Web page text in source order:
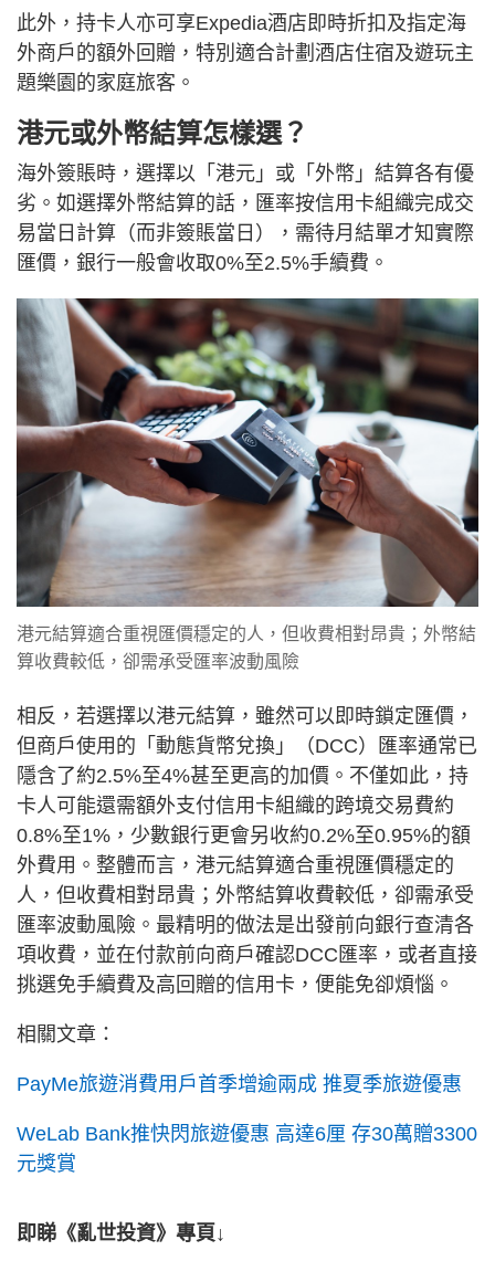
此外，持卡人亦可享Expedia酒店即時折扣及指定海
外商戶的額外回贈，特別適合計劃酒店住宿及遊玩主
題樂園的家庭旅客。
港元或外幣結算怎樣選？
海外簽賬時，選擇以「港元」或「外幣」結算各有優
劣。如選擇外幣結算的話，匯率按信用卡組織完成交
易當日計算（而非簽賬當日），需待月結單才知實際
匯價，銀行一般會收取0%至2.5%手續費。
港元結算適合重視匯價穩定的人，但收費相對昂貴；外幣結
算收費較低，卻需承受匯率波動風險
相反，若選擇以港元結算，雖然可以即時鎖定匯價，
但商戶使用的「動態貨幣兌換」（DCC）匯率通常已
隱含了約2.5%至4%甚至更高的加價。不僅如此，持
卡人可能還需額外支付信用卡組織的跨境交易費約
0.8%至1%，少數銀行更會另收約0.2%至0.95%的額
外費用。整體而言，港元結算適合重視匯價穩定的
人，但收費相對昂貴；外幣結算收費較低，卻需承受
匯率波動風險。最精明的做法是出發前向銀行查清各
項收費，並在付款前向商戶確認DCC匯率，或者直接
挑選免手續費及高回贈的信用卡，便能免卻煩惱。
相關文章：
PayMe旅遊消費用戶首季增逾兩成 推夏季旅遊優惠
WeLab Bank推快閃旅遊優惠 高達6厘 存30萬贈3300
元獎賞
即睇《亂世投資》專頁↓